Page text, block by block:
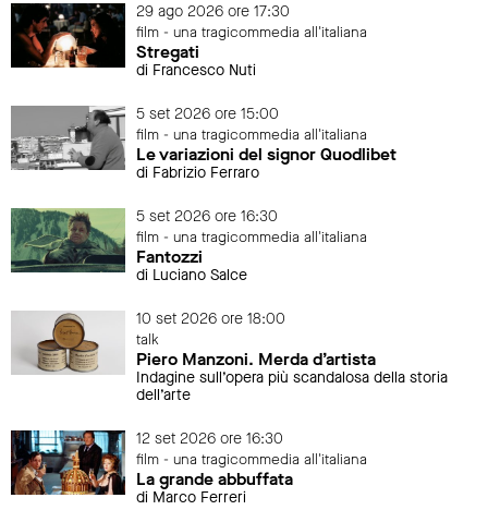
29 ago 2026 ore 17:30
film - una tragicommedia all'italiana
Stregati
di Francesco Nuti
5 set 2026 ore 15:00
film - una tragicommedia all'italiana
Le variazioni del signor Quodlibet
di Fabrizio Ferraro
5 set 2026 ore 16:30
film - una tragicommedia all'italiana
Fantozzi
di Luciano Salce
10 set 2026 ore 18:00
talk
Piero Manzoni. Merda d’artista
Indagine sull’opera più scandalosa della storia
dell’arte
12 set 2026 ore 16:30
film - una tragicommedia all'italiana
La grande abbuffata
di Marco Ferreri